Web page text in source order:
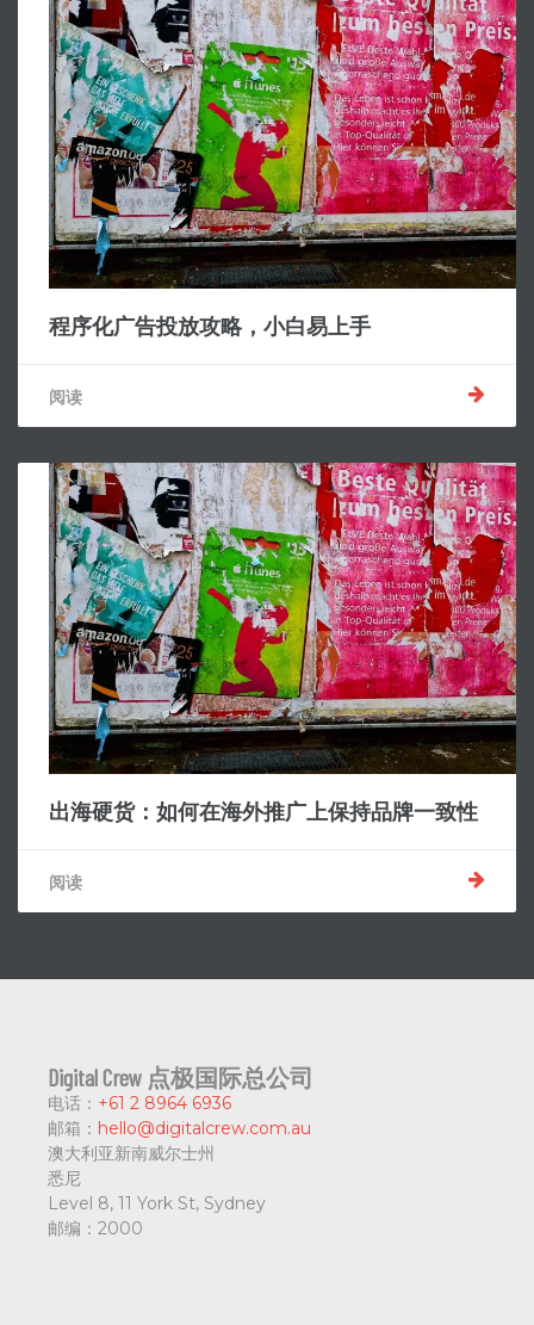
程序化广告投放攻略，小白易上手
阅读
出海硬货：如何在海外推广上保持品牌一致性
阅读
Digital Crew 点极国际总公司
电话： +61 2 8964 6936
邮箱： hello@digitalcrew.com.au
澳大利亚新南威尔士州
悉尼
Level 8, 11 York St, Sydney
邮编： 2000